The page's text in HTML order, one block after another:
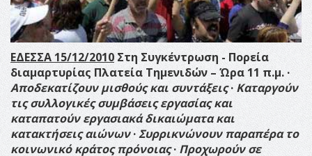
ΕΔΕΣΣΑ 15/12/2010 Στη Συγκέντρωση - Πορεία
διαμαρτυρίας Πλατεία Τημενιδών – Ώρα 11 π.μ. ·
Αποδεκατίζουν μισθούς και συντάξεις · Καταργούν
τις συλλογικές συμβάσεις εργασίας και
καταπατούν εργασιακά δικαιώματα και
κατακτήσεις αιώνων ·Συρρικνώνουν παραπέρα το
κοινωνικό κράτος πρόνοιας · Προχωρούν σε